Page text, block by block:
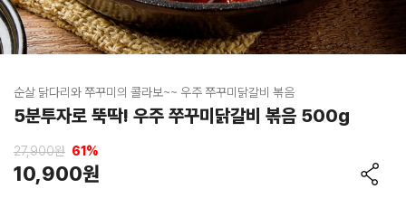
순살 닭다리와 쭈꾸미의 콜라보~~ 우주 쭈꾸미닭갈비 볶음
5분투자로 뚝딱! 우주 쭈꾸미닭갈비 볶음 500g
27,900원 61 %
10,900원